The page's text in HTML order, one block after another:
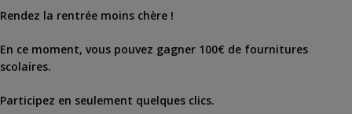
Rendez la rentrée moins chère !
En ce moment, vous pouvez gagner 100€ de fournitures
scolaires.
Participez en seulement quelques clics.